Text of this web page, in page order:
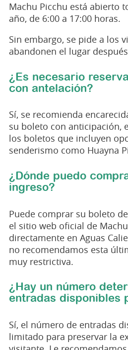
Machu Picchu está abierto
año, de 6:00 a 17:00 horas.
Sin embargo, se pide a los
abandonen el lugar
¿Es necesario
con antelación?
Sí, se recomienda
su boleto con anticipación,
los boletos que incluyen
senderismo como Huayna
¿Dónde puedo
ingreso?
Puede comprar su boleto
el sitio web oficial de
directamente en Aguas
no recomendamos esta
muy restrictiva.
¿Hay un número
entradas disponibles
Sí, el número de entradas
limitado para preservar la